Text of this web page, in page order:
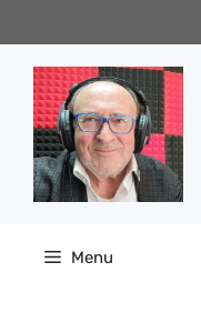
al
contenuto
Menu